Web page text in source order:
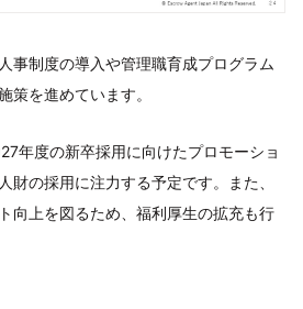
事制度の導入や管理職育成プログラム
策を進めています。
年度の新卒採用に向けたプロモーショ
財の採用に注力する予定です。また、
向上を図るため、福利厚生の拡充も行